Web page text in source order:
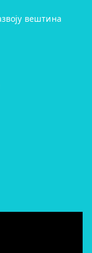
вештина